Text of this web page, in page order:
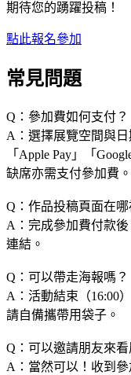
期待您的踴躍投稿！
點此報名參加
常見問題
Q：參加費如何支付？
A：選擇展覽空間與
「Apple Pay」「
缺席亦需支付參加費。
Q：作品投稿頁面在哪
A：完成參加費付款
連結。
Q：可以帶走海報嗎？
A：活動結束（16:00
請自備攜帶用袋子。
Q：可以邀請朋友來看
A：當然可以！收到